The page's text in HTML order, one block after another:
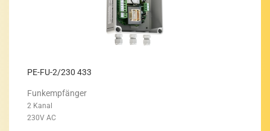
PE-​FU-2/230 433
Funk­emp­fän­ger
2 Kanal
230V AC